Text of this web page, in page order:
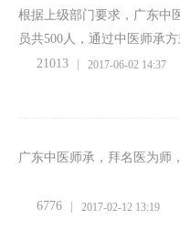
根据上级部门要求，广东中
员共500人，通过中医师承
21013
2017-06-02 14:37
广东中医师承，拜名医为师
6776 2017-02-12 13:19